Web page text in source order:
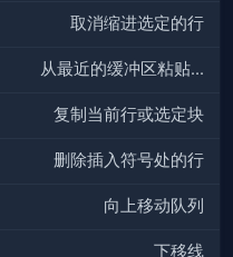
取消缩进选定的行
从最近的缓冲区粘贴...
复制当前行或选定块
删除插入符号处的行
向上移动队列
下移线